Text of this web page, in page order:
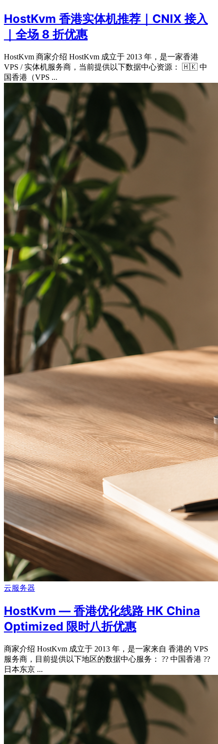
HostKvm 香港实体机推荐｜CNIX 接入
｜全场 8 折优惠
HostKvm 商家介绍 HostKvm 成立于 2013 年，是一家香港
VPS / 实体机服务商，当前提供以下数据中心资源： 🇭🇰 中
国香港（VPS ...
云服务器
HostKvm — 香港优化线路 HK China
Optimized 限时八折优惠
商家介绍 HostKvm 成立于 2013 年，是一家来自 香港的 VPS
服务商，目前提供以下地区的数据中心服务： ?? 中国香港 ??
日本东京 ...